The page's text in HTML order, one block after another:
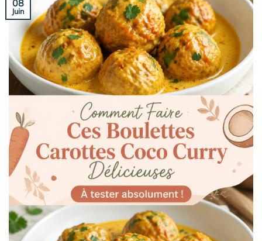
08
Juin